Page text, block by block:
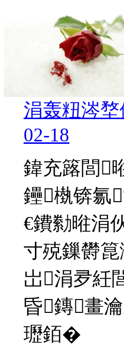
涓轰粈涔
02-18
鍏充簬閭
鑸槸锛氱
€鐨勬暀涓
寸殑鏁欎
岀涓夛紝
昏鏄畫
瓑銆�